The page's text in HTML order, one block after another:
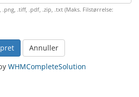
.tiff, .pdf, .zip, .txt (Maks. Filstørrelse:
Annuller
WHMCompleteSolution